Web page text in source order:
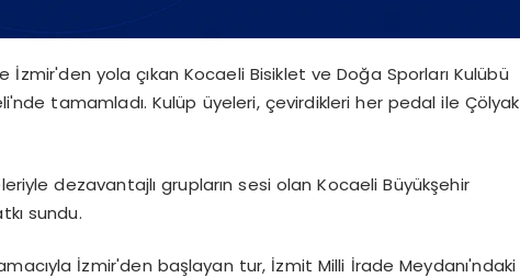
yola çıkan Kocaeli Bisiklet ve Doğa Sporları Kulübü
tamamladı. Kulüp üyeleri, çevirdikleri her pedal ile Çölyak
dezavantajlı grupların sesi olan Kocaeli Büyükşehir
sundu.
İzmir'den başlayan tur, İzmit Milli İrade Meydanı'ndaki